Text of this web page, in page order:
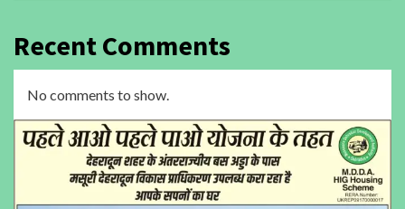
Recent Comments
No comments to show.